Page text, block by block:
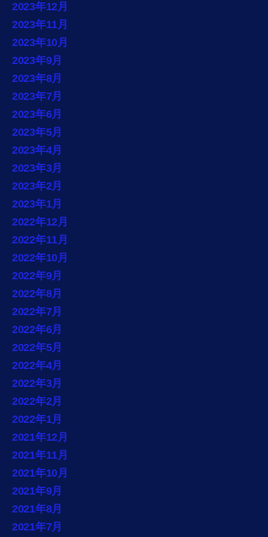
2023年12月
2023年11月
2023年10月
2023年9月
2023年8月
2023年7月
2023年6月
2023年5月
2023年4月
2023年3月
2023年2月
2023年1月
2022年12月
2022年11月
2022年10月
2022年9月
2022年8月
2022年7月
2022年6月
2022年5月
2022年4月
2022年3月
2022年2月
2022年1月
2021年12月
2021年11月
2021年10月
2021年9月
2021年8月
2021年7月